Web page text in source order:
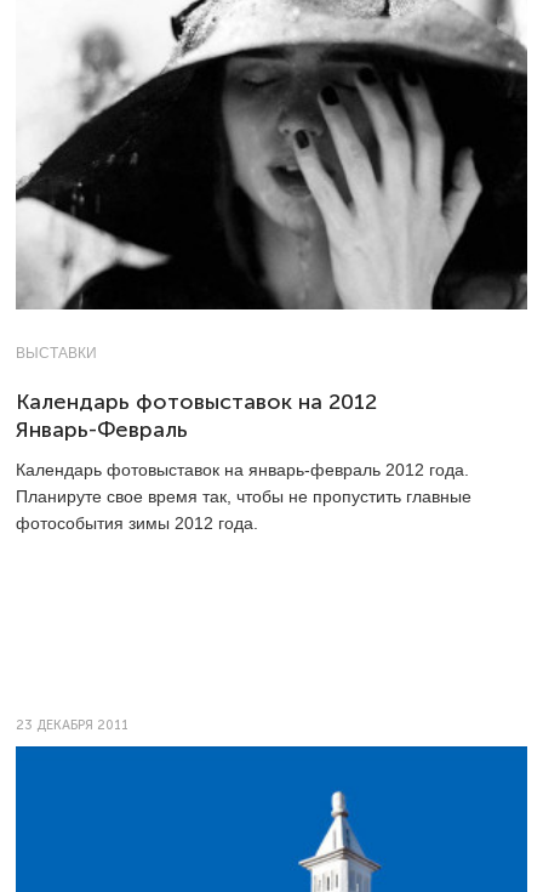
ВЫСТАВКИ
Календарь фотовыставок на 2012
Январь-Февраль
Календарь фотовыставок на январь-февраль 2012 года.
Планируте свое время так, чтобы не пропустить главные
фотособытия зимы 2012 года.
23 ДЕКАБРЯ 2011